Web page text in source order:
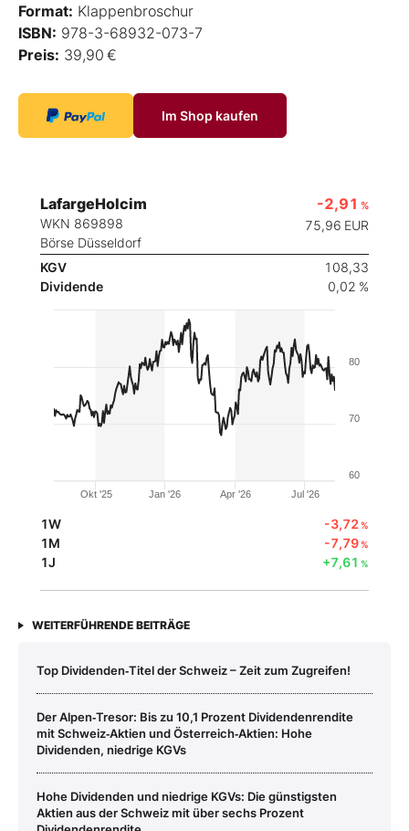
Format: Klappenbroschur
ISBN: 978-3-68932-073-7
Preis: 39,90 €
Im Shop kaufen
LafargeHolcim
WKN 869898
Börse Düsseldorf
-2,91 %
75,96 EUR
KGV
108,33
Dividende
0,02 %
Okt '25 Jan '26 Apr '26 Jul '26
60
70
80
1W -3,72%
1M -7,79%
1J +7,61 %
WEITERFÜHRENDE BEITRÄGE
Top Dividenden‑Titel der Schweiz – Zeit zum Zugreifen!
Der Alpen‑Tresor: Bis zu 10,1 Prozent Dividendenrendite
mit Schweiz‑Aktien und Österreich‑Aktien: Hohe
Dividenden, niedrige KGVs
Hohe Dividenden und niedrige KGVs: Die günstigsten
Aktien aus der Schweiz mit über sechs Prozent